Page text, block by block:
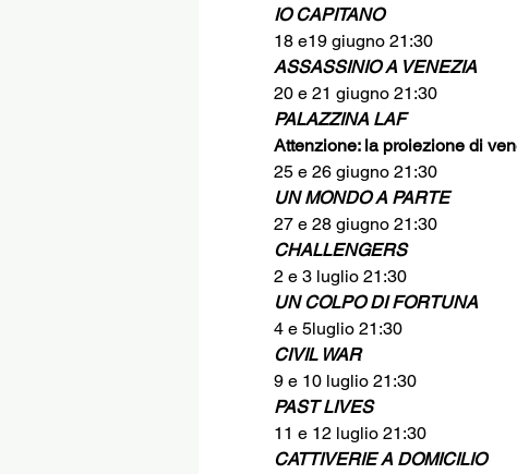
IO CAPITANO
18 e19 giugno 21:30
ASSASSINIO A VENEZIA
20 e 21 giugno 21:30
PALAZZINA LAF
Attenzione: la proiezione di
25 e 26 giugno 21:30
UN MONDO A PARTE
27 e 28 giugno 21:30
CHALLENGERS
2 e 3 luglio 21:30
UN COLPO DI FORTUNA
4 e 5luglio 21:30
CIVIL WAR
9 e 10 luglio 21:30
PAST LIVES
11 e 12 luglio 21:30
CATTIVERIE A DOMICILIO